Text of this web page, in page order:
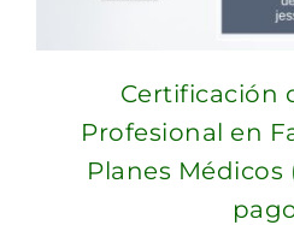
Certificación
Profesional en
Planes Médicos